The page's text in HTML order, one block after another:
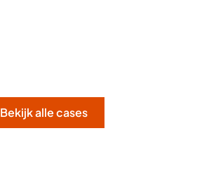
Bekijk alle cases